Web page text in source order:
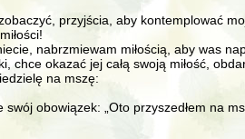
przyjścia, aby kontemplować
nabrzmiewam miłością, aby was
chce okazać jej całą swoją miłość,
na mszę:
obowiązek: „Oto przyszedłem na